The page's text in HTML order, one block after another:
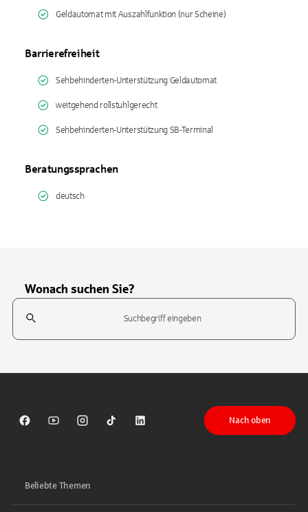
Geldautomat mit Auszahlfunktion (nur Scheine)
Barrierefreiheit
Sehbehinderten-Unterstützung Geldautomat
weitgehend rollstuhlgerecht
Sehbehinderten-Unterstützung SB-Terminal
Beratungssprachen
deutsch
Wonach suchen Sie?
Suchfeld
Sparkasse auf Facebook
Sparkasse auf Youtube
Sparkasse auf Instagram
Sparkasse auf TikTok
Sparkasse auf LinkedIn
Nach oben
Beliebte Themen